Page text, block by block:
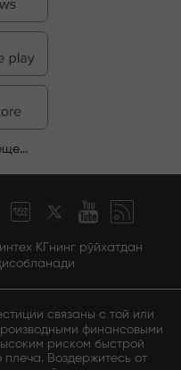
КГнинг рўйхатдан
связаны с той или
финансовыми
риском быстрой
плеча. Воздержитесь от